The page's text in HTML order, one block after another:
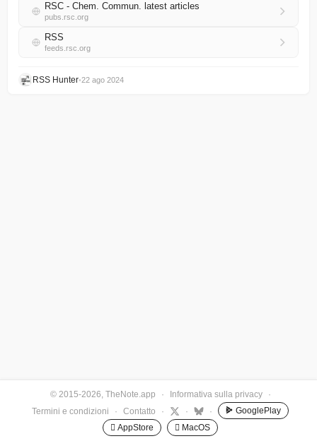
RSC - Chem. Commun. latest articles
pubs.rsc.org
RSS
feeds.rsc.org
RSS Hunter•22 ago 2024
© 2015-2026, TheNote.app · Informativa sulla privacy
·
Termini e condizioni
· Contatto · · ·
GooglePlay
 AppStore
 MacOS